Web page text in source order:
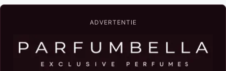
ADVERTENTIE